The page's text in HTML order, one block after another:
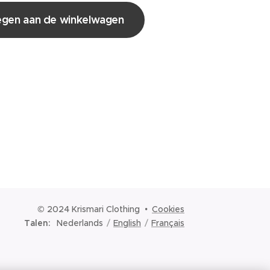
aan de winkelwagen
© 2024 Krismari Clothing
Cookies
Talen
Nederlands English Français